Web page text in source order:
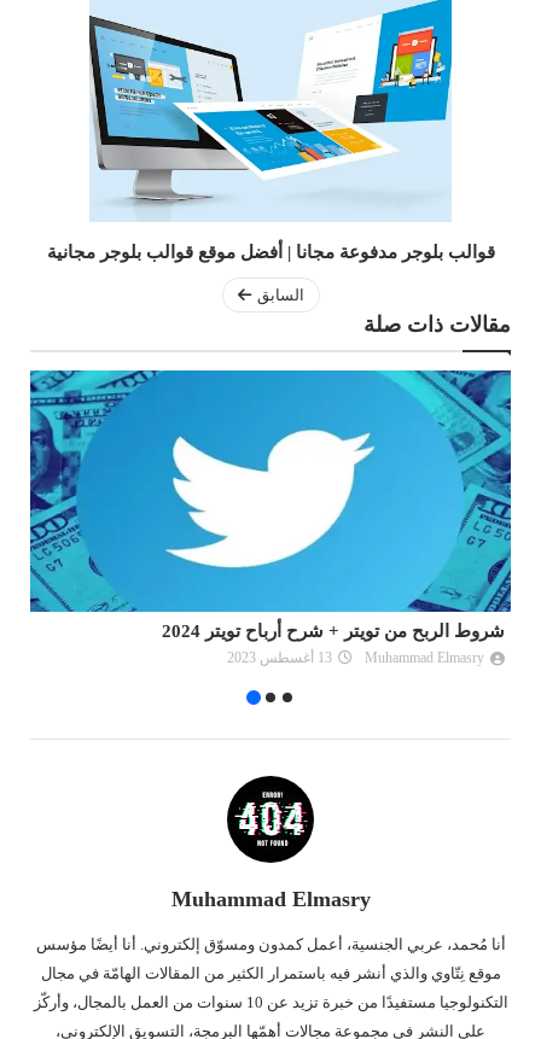
قوالب بلوجر مدفوعة مجانا | أفضل موقع قوالب بلوجر مجانية
السابق
مقالات ذات صلة
كيفية الربح من Adsterra Smartink حتى بدون موقع إلكتروني
Muhammad Elmasry 31 مارس 2025
Muhammad Elmasry
أنا مُحمد، عربي الجنسية، أعمل كمدون ومسوّق إلكتروني. أنا أيضًا مؤسس
موقع نِتّاوي والذي أنشر فيه باستمرار الكثير من المقالات الهامّة في مجال
التكنولوجيا مستفيدًا من خبرة تزيد عن 10 سنوات من العمل بالمجال، وأركّز
على النشر في مجموعة مجالات أهمّها البرمجة، التسويق الإلكتروني،